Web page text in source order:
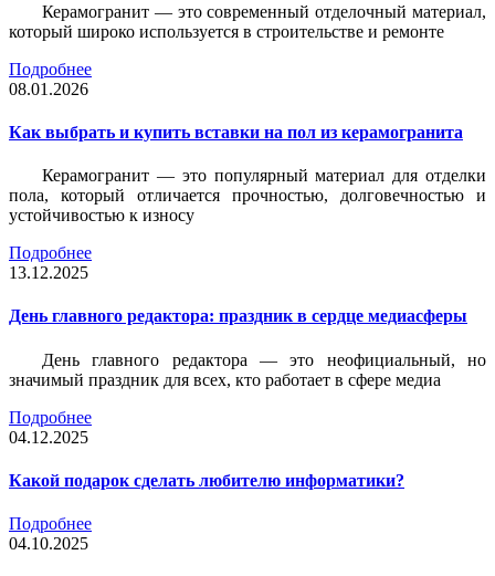
Керамогранит — это современный отделочный материал,
который широко используется в строительстве и ремонте
Подробнее
08.01.2026
Как выбрать и купить вставки на пол из керамогранита
Керамогранит — это популярный материал для отделки
пола, который отличается прочностью, долговечностью и
устойчивостью к износу
Подробнее
13.12.2025
День главного редактора: праздник в сердце медиасферы
День главного редактора — это неофициальный, но
значимый праздник для всех, кто работает в сфере медиа
Подробнее
04.12.2025
Какой подарок сделать любителю информатики?
Подробнее
04.10.2025